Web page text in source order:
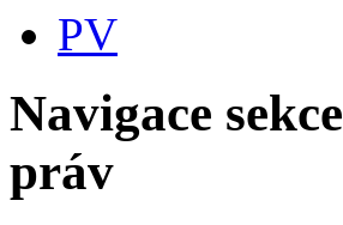
PV
Navigace sekce
práv